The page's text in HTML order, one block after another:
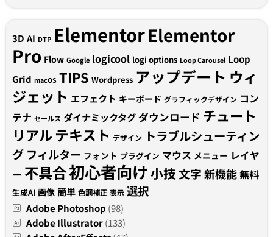
3D AI DTP ElementorElementor
Pro Flow Google logicool logi options Loop Carousel Loop
Grid macOS TIPS Wordpress アップデート ウィ
ジェット エフェクト キーボード グラフィックデザイン コン
テナ セールス ダイナミックタグダウンロード チュート
リアルテキスト デザイン トラブルシューティン
グ フィルター フォント プラグイン マウス メニュー レイヤ
ー 不具合初心者向け小技文字新機能無料
生成AI 画像 簡単 色調補正 表示 選択
Adobe Photoshop (98)
Adobe Illustrator(133)